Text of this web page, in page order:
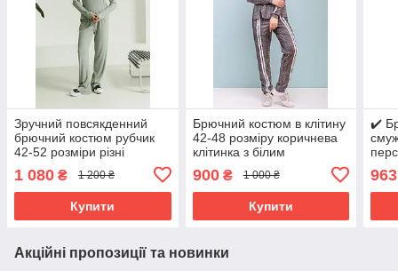
Зручний повсякденний
брючний костюм рубчик
42-52 розміри різні
1 080 ₴ 1 200 ₴
Купити
Брючний костюм в клітину
42-48 розміру коричнева
клітинка з білим
900₴ 1 000 ₴
Купити
✔️
963
Акційні пропозиції та новинки